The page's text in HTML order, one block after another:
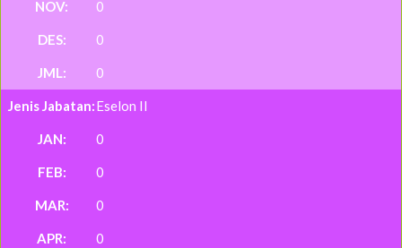
0
0
0
Eselon II
0
0
0
0